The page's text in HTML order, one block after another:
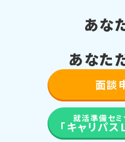
あな
あなた
面談
就活準備セミ
「キャリパス